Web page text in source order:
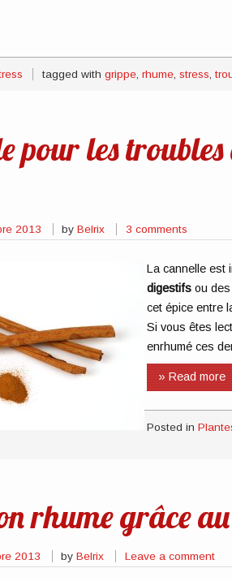
tagged withgrippe,rhume,stress,
pour les
2013 byBelrix 3 comments
La cannelle est
digestifs ou
cet épice entre
Si vous êtes
enrhumé ces
» Read more
Posted in
rhume grâce
2013 byBelrix Leave a comment